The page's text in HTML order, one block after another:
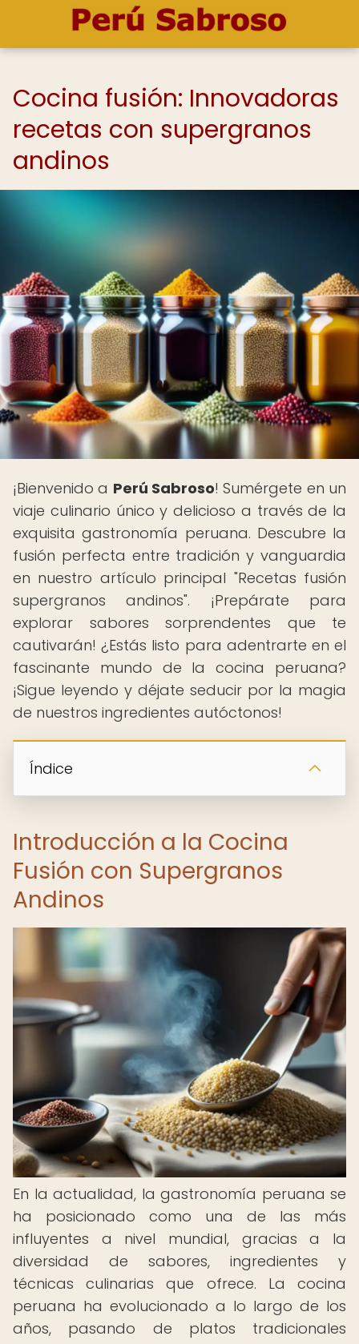
Cocina fusión: Innovadoras
recetas con supergranos
andinos
¡Bienvenido a Perú Sabroso! Sumérgete en un
viaje culinario único y delicioso a través de la
exquisita gastronomía peruana. Descubre la
fusión perfecta entre tradición y vanguardia
en nuestro artículo principal "Recetas fusión
supergranos andinos". ¡Prepárate para
explorar sabores sorprendentes que te
cautivarán! ¿Estás listo para adentrarte en el
fascinante mundo de la cocina peruana?
¡Sigue leyendo y déjate seducir por la magia
de nuestros ingredientes autóctonos! ️
Índice
Introducción a la Cocina
Fusión con Supergranos
Andinos
En la actualidad, la gastronomía peruana se
ha posicionado como una de las más
influyentes a nivel mundial, gracias a la
diversidad de sabores, ingredientes y
técnicas culinarias que ofrece. La cocina
peruana ha evolucionado a lo largo de los
años, pasando de platos tradicionales